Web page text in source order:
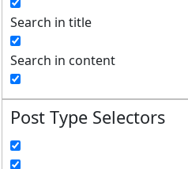
Search in title
Search in content
Post Type Selectors